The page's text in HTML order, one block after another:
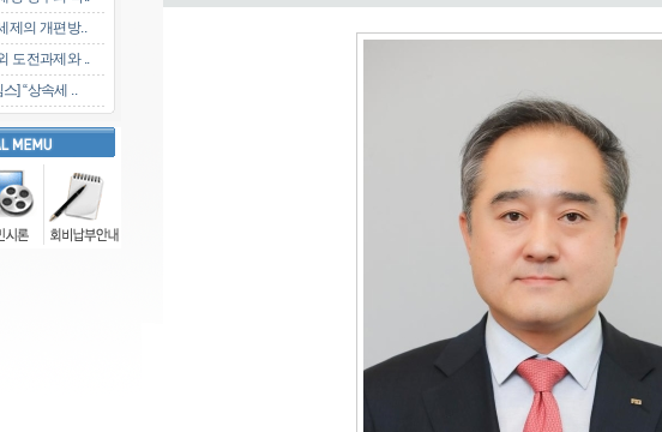
제의 개편방..
도전과제와 ..
] “상속세 ..